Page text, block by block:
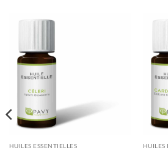
HUILES ESSENTIELLES HUILES